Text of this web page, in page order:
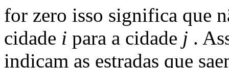
for zero isso significa que
cidade i para a cidade j .
indicam as estradas que